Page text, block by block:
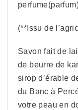
(**Issu de
Savon fait de
de beurre de
sirop d’érable
du Banc à
votre peau en